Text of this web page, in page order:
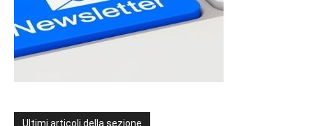
Ultimi articoli della sezione